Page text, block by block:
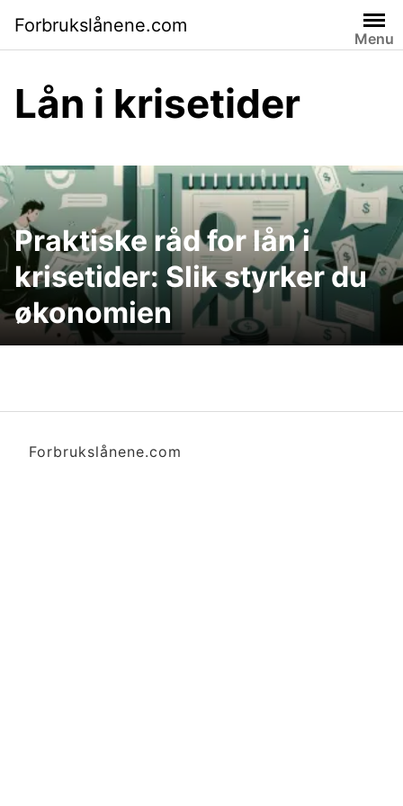
content
Forbrukslånene.com
Menu
Lån i krisetider
Praktiske råd for lån i
krisetider: Slik styrker du
økonomien
Forbrukslånene.com